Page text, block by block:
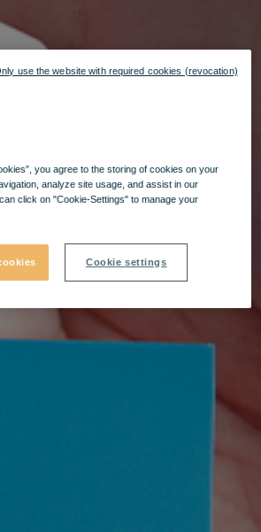
you agree to the storing of cookies on your
analyze site usage, and assist in our
click on "Cookie-Settings" to manage your
Cookie settings
use the website with required cookies (revocation)